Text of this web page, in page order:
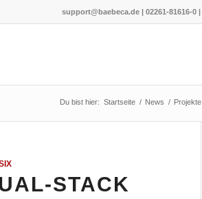
support@baebeca.de| 02261-81616-0|
Du bist hier: Startseite / News / Projekte
STACK